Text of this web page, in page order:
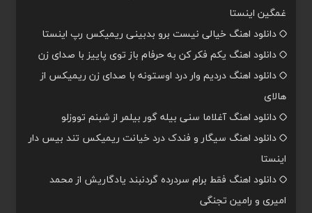
غمگین اینستا
دانلود اهنگ خیالی نیست برو بدبینی ریمیکس رپ اینستا
دانلود اهنگ یکم فکر کن به حرفام باز توی پاییز با صدای زن
دانلود اهنگ دردیم وار درد اوستونه با صدای زن ریمیکس از
هالای
دانلود اهنگ آغلاما سنی بیله گور بیلمر از شبنم تووزلو
دانلود اهنگ سیگار و فندک درد خیانت ریمیکس تند بیس دار
اینستا
دانلود اهنگ فقط برام سردرده گردنبند یادگاریش از محمد
امیری و رامین تجنگی